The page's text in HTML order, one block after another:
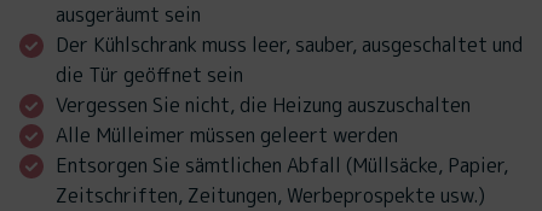
ausgeräumt sein
Der Kühlschrank muss leer, sauber, ausgeschaltet und
die Tür geöffnet sein
Vergessen Sie nicht, die Heizung auszuschalten
Alle Mülleimer müssen geleert werden
Entsorgen Sie sämtlichen Abfall (Müllsäcke, Papier,
Zeitschriften, Zeitungen, Werbeprospekte usw.)